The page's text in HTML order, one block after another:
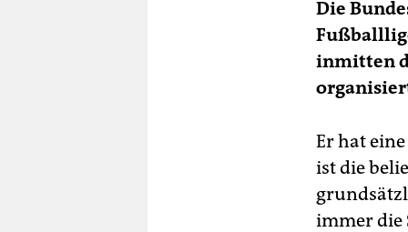
Die
inmitten
Er hat
ist die
immer die